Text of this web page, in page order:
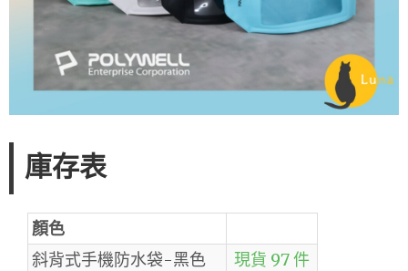
庫存表
顏色
斜背式手機防水袋-黑色
現貨 97 件